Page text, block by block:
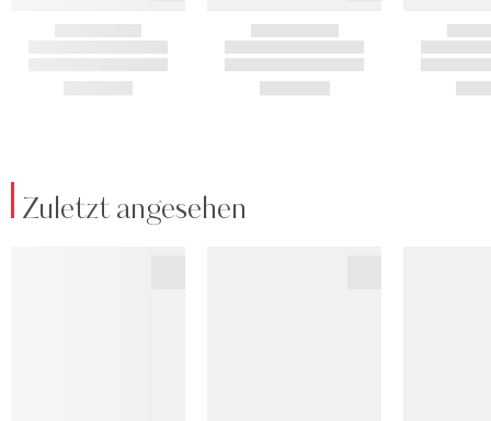
Zuletzt angesehen